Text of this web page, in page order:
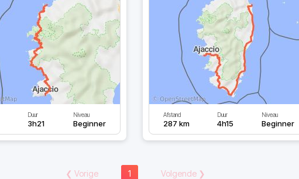
Duur
3h21
Niveau
Beginner
Afstand
287 km
Duur
4h15
Niveau
Beginner
❮ Vorige 1 Volgende❯